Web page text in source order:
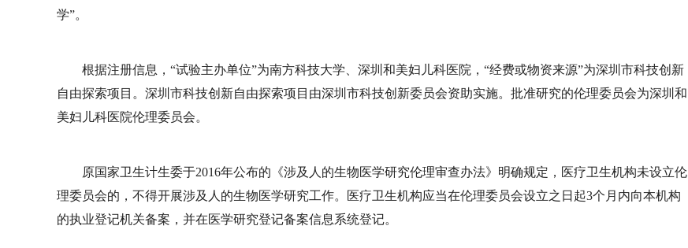
学”。
根据注册信息，“试验主办单位”为南方科技大学、深圳和美妇儿科医院，“经费或物资来源”为深圳市科技创新
自由探索项目。深圳市科技创新自由探索项目由深圳市科技创新委员会资助实施。批准研究的伦理委员会为深圳和
美妇儿科医院伦理委员会。
原国家卫生计生委于2016年公布的《涉及人的生物医学研究伦理审查办法》明确规定，医疗卫生机构未设立伦
理委员会的，不得开展涉及人的生物医学研究工作。医疗卫生机构应当在伦理委员会设立之日起3个月内向本机构
的执业登记机关备案，并在医学研究登记备案信息系统登记。